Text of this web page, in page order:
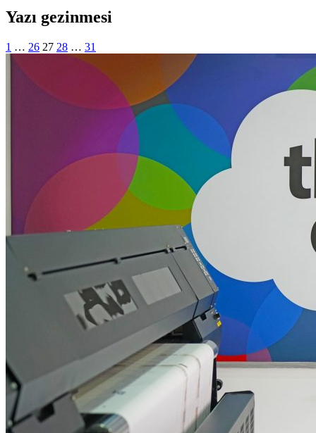
Yazı gezinmesi
1 … 26 27 28 … 31